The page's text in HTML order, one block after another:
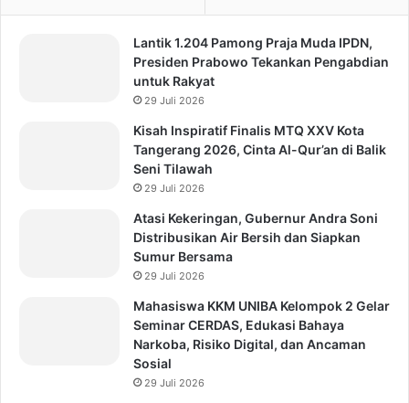
Lantik 1.204 Pamong Praja Muda IPDN,
Presiden Prabowo Tekankan Pengabdian
untuk Rakyat
29 Juli 2026
Kisah Inspiratif Finalis MTQ XXV Kota
Tangerang 2026, Cinta Al-Qur’an di Balik
Seni Tilawah
29 Juli 2026
Atasi Kekeringan, Gubernur Andra Soni
Distribusikan Air Bersih dan Siapkan
Sumur Bersama
29 Juli 2026
Mahasiswa KKM UNIBA Kelompok 2 Gelar
Seminar CERDAS, Edukasi Bahaya
Narkoba, Risiko Digital, dan Ancaman
Sosial
29 Juli 2026